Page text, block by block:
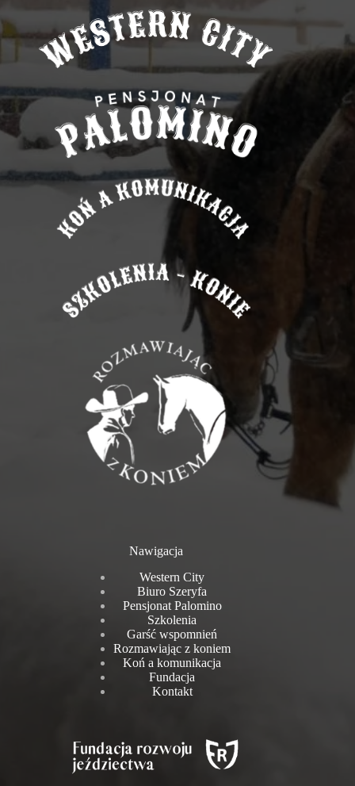
Nawigacja
Western City
Biuro Szeryfa
Pensjonat Palomino
Szkolenia
Garść wspomnień
Rozmawiając z koniem
Koń a komunikacja
Fundacja
Kontakt